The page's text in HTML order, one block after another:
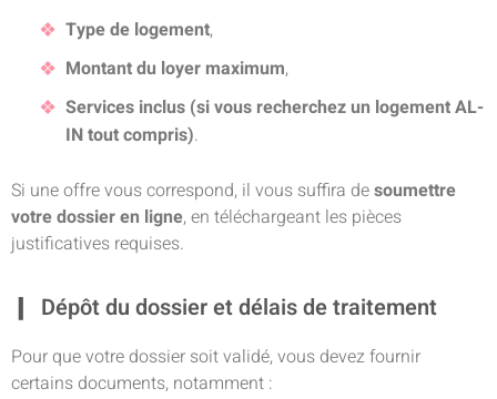
Type de logement,
Montant du loyer maximum,
Services inclus (si vous recherchez un logement AL-
IN tout compris).
Si une offre vous correspond, il vous suffira desoumettre
votre dossier en ligne, en téléchargeant les pièces
justificatives requises.
Dépôt du dossier et délais de traitement
Pour que votre dossier soit validé, vous devez fournir
certains documents, notamment :